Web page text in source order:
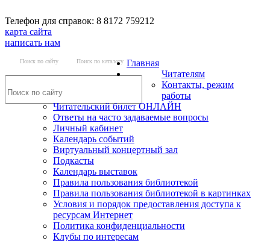
Телефон для справок: 8 8172 759212
карта сайта
написать нам
Поиск по сайту Поиск по каталогу Главная
Читателям
Контакты, режим
работы
Читательский билет ОНЛАЙН
Ответы на часто задаваемые вопросы
Личный кабинет
Календарь событий
Виртуальный концертный зал
Подкасты
Календарь выставок
Правила пользования библиотекой
Правила пользования библиотекой в картинках
Условия и порядок предоставления доступа к
ресурсам Интернет
Политика конфиденциальности
Клубы по интересам